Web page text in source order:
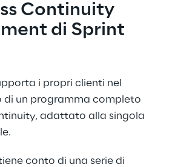
Continuity
di Sprint
i propri clienti nel
di un programma completo
adattato alla singola
conto di una serie di